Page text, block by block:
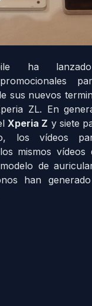
ha
sus nuevos
ZL. En
Xperia Z y siete
los vídeos
mismos
de
han